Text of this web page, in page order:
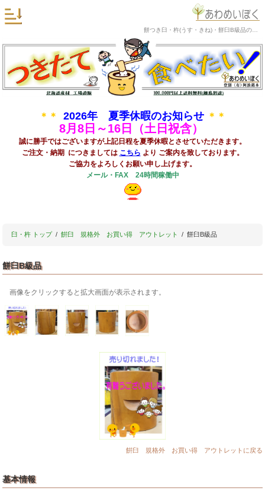
＊＊ 2026年 夏季休暇のお知らせ ＊＊
8月8日～16日（土日祝含）
誠に勝手ではございますが上記日程を夏季休暇とさせていただきます。
ご注文・納期 につきましては こちら より ご案内を致しております。
ご協力をよろしくお願い申し上げます。
メール・FAX 24時間稼働中
臼・杵 トップ 餠臼 規格外 お買い得 アウトレット 餅臼B級品
餅臼B級品
画像をクリックすると拡大画面が表示されます。
餠臼 規格外 お買い得 アウトレットに戻る
基本情報